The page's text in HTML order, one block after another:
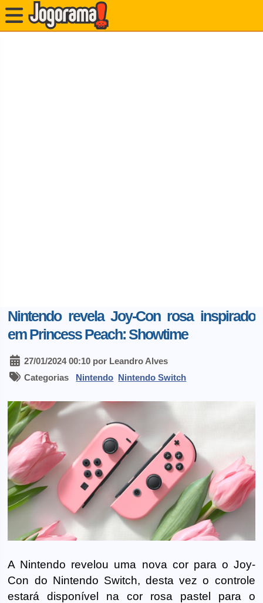
Nintendo revela Joy-Con rosa inspirado
em Princess Peach: Showtime
27/01/2024 00:10 por Leandro Alves
Categorias Nintendo Nintendo Switch
A Nintendo revelou uma nova cor para o Joy-
Con do Nintendo Switch, desta vez o controle
estará disponível na cor rosa pastel para o